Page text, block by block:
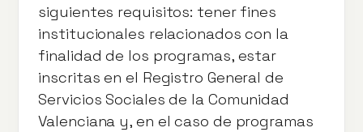
siguientes requisitos: tener fines
institucionales relacionados con la
finalidad de los programas, estar
inscritas en el Registro General de
Servicios Sociales de la Comunidad
Valenciana y, en el caso de programas